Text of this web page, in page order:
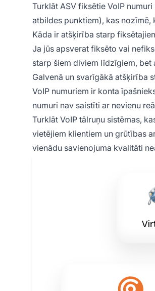
Turklāt ASV fiksētie VoIP
atbildes punktiem), kas nozīmē,
Kāda ir atšķirība starp
Ja jūs apsverat fiksēto vai
starp šiem diviem līdzīgiem, bet
Galvenā un svarīgākā atšķirība
VoIP numuriem ir konta
numuri nav saistīti ar nevienu
Turklāt VoIP tālruņu sistēmas,
vietējiem klientiem un grūtības
vienādu savienojuma kvalitāti